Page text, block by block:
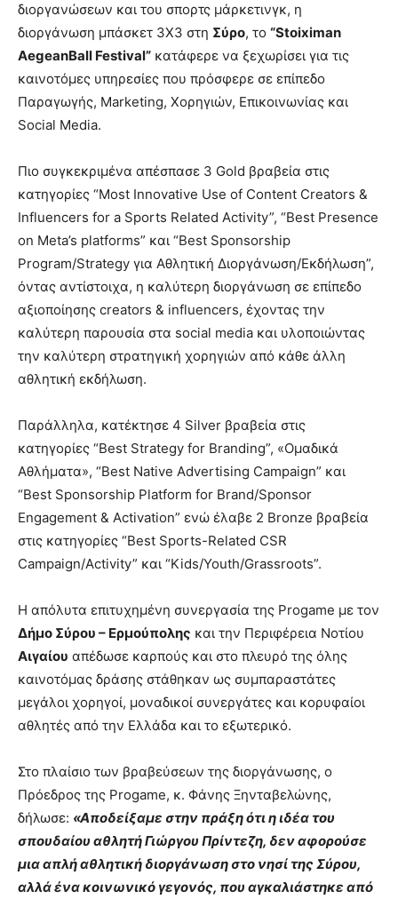
διοργανώσεων και του σπορτς μάρκετινγκ, η
διοργάνωση μπάσκετ 3X3 στη Σύρο, το “Stoiximan
AegeanBall Festival” κατάφερε να ξεχωρίσει για τις
καινοτόμες υπηρεσίες που πρόσφερε σε επίπεδο
Παραγωγής, Marketing, Χορηγιών, Επικοινωνίας και
Social Media.
Πιο συγκεκριμένα απέσπασε 3 Gold βραβεία στις
κατηγορίες “Most Innovative Use of Content Creators &
Influencers for a Sports Related Activity”, “Best Presence
on Meta’s platforms” και “Best Sponsorship
Program/Strategy για Αθλητική Διοργάνωση/Εκδήλωση”,
όντας αντίστοιχα, η καλύτερη διοργάνωση σε επίπεδο
αξιοποίησης creators & influencers, έχοντας την
καλύτερη παρουσία στα social media και υλοποιώντας
την καλύτερη στρατηγική χορηγιών από κάθε άλλη
αθλητική εκδήλωση.
Παράλληλα, κατέκτησε 4 Silver βραβεία στις
κατηγορίες “Best Strategy for Branding”, «Ομαδικά
Αθλήματα», “Best Native Advertising Campaign” και
“Best Sponsorship Platform for Brand/Sponsor
Engagement & Activation” ενώ έλαβε 2 Bronze βραβεία
στις κατηγορίες “Best Sports-Related CSR
Campaign/Activity” και “Kids/Youth/Grassroots”.
Η απόλυτα επιτυχημένη συνεργασία της Progame με τον
Δήμο Σύρου – Ερμούπολης και την Περιφέρεια Νοτίου
Αιγαίου απέδωσε καρπούς και στο πλευρό της όλης
καινοτόμας δράσης στάθηκαν ως συμπαραστάτες
μεγάλοι χορηγοί, μοναδικοί συνεργάτες και κορυφαίοι
αθλητές από την Ελλάδα και το εξωτερικό.
Στο πλαίσιο των βραβεύσεων της διοργάνωσης, ο
Πρόεδρος της Progame, κ. Φάνης Ξηνταβελώνης,
δήλωσε: «Αποδείξαμε στην πράξη ότι η ιδέα του
σπουδαίου αθλητή Γιώργου Πρίντεζη, δεν αφορούσε
μια απλή αθλητική διοργάνωση στο νησί της Σύρου,
αλλά ένα κοινωνικό γεγονός, που αγκαλιάστηκε από